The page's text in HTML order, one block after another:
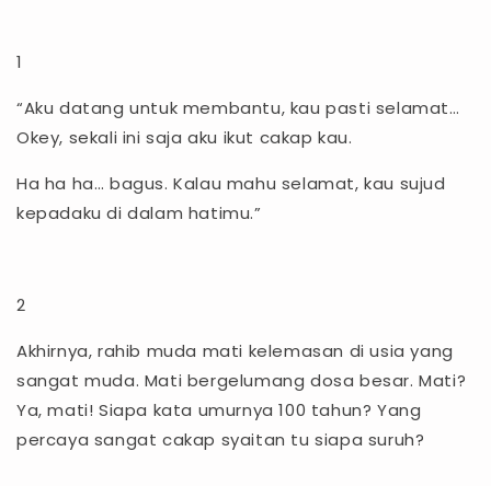
1
“Aku datang untuk membantu, kau pasti selamat…
Okey, sekali ini saja aku ikut cakap kau.
Ha ha ha… bagus. Kalau mahu selamat, kau sujud
kepadaku di dalam hatimu.”
2
Akhirnya, rahib muda mati kelemasan di usia yang
sangat muda. Mati bergelumang dosa besar. Mati?
Ya, mati! Siapa kata umurnya 100 tahun? Yang
percaya sangat cakap syaitan tu siapa suruh?